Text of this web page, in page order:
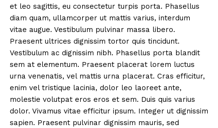
et leo sagittis, eu consectetur turpis porta. Phasellus
diam quam, ullamcorper ut mattis varius, interdum
vitae augue. Vestibulum pulvinar massa libero.
Praesent ultrices dignissim tortor quis tincidunt.
Vestibulum ac dignissim nibh. Phasellus porta blandit
sem at elementum. Praesent placerat lorem luctus
urna venenatis, vel mattis urna placerat. Cras efficitur,
enim vel tristique lacinia, dolor leo laoreet ante,
molestie volutpat eros eros et sem. Duis quis varius
dolor. Vivamus vitae efficitur ipsum. Integer ut dignissim
sapien. Praesent pulvinar dignissim mauris, sed